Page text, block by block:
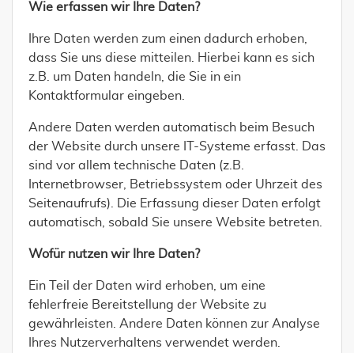
Wie erfassen wir Ihre Daten?
Ihre Daten werden zum einen dadurch erhoben,
dass Sie uns diese mitteilen. Hierbei kann es sich
z.B. um Daten handeln, die Sie in ein
Kontaktformular eingeben.
Andere Daten werden automatisch beim Besuch
der Website durch unsere IT-Systeme erfasst. Das
sind vor allem technische Daten (z.B.
Internetbrowser, Betriebssystem oder Uhrzeit des
Seitenaufrufs). Die Erfassung dieser Daten erfolgt
automatisch, sobald Sie unsere Website betreten.
Wofür nutzen wir Ihre Daten?
Ein Teil der Daten wird erhoben, um eine
fehlerfreie Bereitstellung der Website zu
gewährleisten. Andere Daten können zur Analyse
Ihres Nutzerverhaltens verwendet werden.